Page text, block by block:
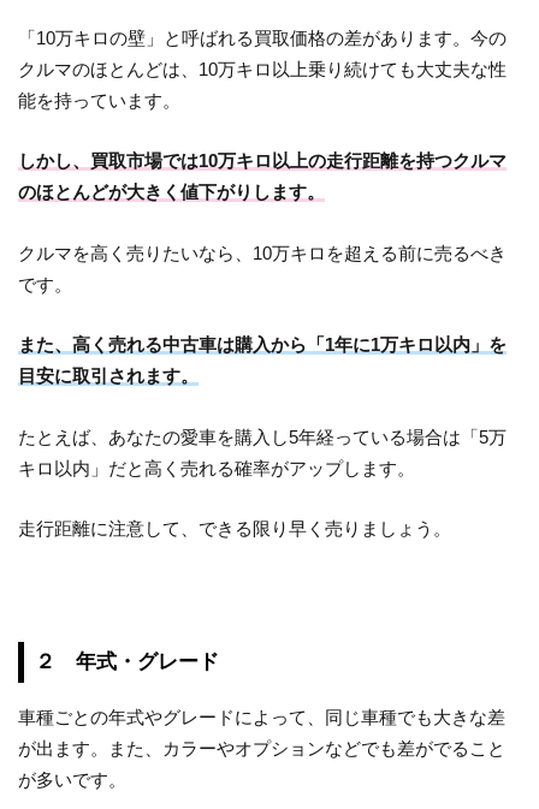
「10万キロの壁」と呼ばれる買取価格の差があります。今の
クルマのほとんどは、10万キロ以上乗り続けても大丈夫な性
能を持っています。
しかし、買取市場では10万キロ以上の走行距離を持つクルマ
のほとんどが大きく値下がりします。
クルマを高く売りたいなら、10万キロを超える前に売るべき
です。
また、高く売れる中古車は購入から「1年に1万キロ以内」を
目安に取引されます。
たとえば、あなたの愛車を購入し5年経っている場合は「5万
キロ以内」だと高く売れる確率がアップします。
走行距離に注意して、できる限り早く売りましょう。
２ 年式・グレード
車種ごとの年式やグレードによって、同じ車種でも大きな差
が出ます。また、カラーやオプションなどでも差がでること
が多いです。